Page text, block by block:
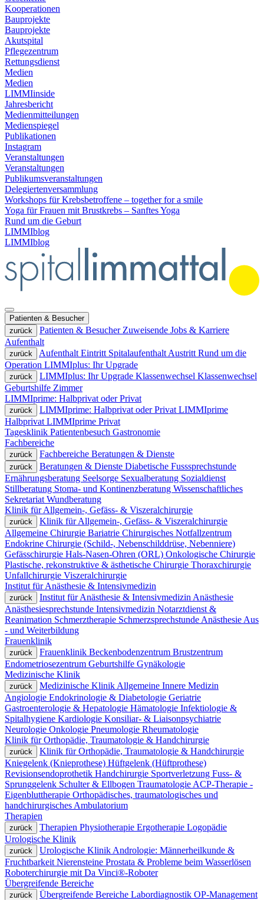
Kooperationen
Bauprojekte
Bauprojekte
Akutspital
Pflegezentrum
Rettungsdienst
Medien
Medien
LIMMIinside
Jahresbericht
Medienmitteilungen
Medienspiegel
Publikationen
Instagram
Veranstaltungen
Veranstaltungen
Publikumsveranstaltungen
Delegiertenversammlung
Workshops für Krebsbetroffene – together for a smile
Yoga für Frauen mit Brustkrebs – Sanftes Yoga
Rund um die Geburt
LIMMIblog
LIMMIblog
Patienten & Besucher
zurück
Patienten & Besucher Zuweisende Jobs & Karriere
Aufenthalt
zurück Aufenthalt Eintritt Spitalaufenthalt Austritt Rund um die
Operation LIMMIplus: Ihr Upgrade
zurück LIMMIplus: Ihr Upgrade Klassenwechsel Klassenwechsel
Geburtshilfe Zimmer
LIMMIprime: Halbprivat oder Privat
zurück LIMMIprime: Halbprivat oder Privat LIMMIprime
Halbprivat LIMMIprime Privat
Tagesklinik Patientenbesuch Gastronomie
Fachbereiche
zurück Fachbereiche Beratungen & Dienste
zurück Beratungen & Dienste Diabetische Fusssprechstunde
Ernährungsberatung Seelsorge Sexualberatung Sozialdienst
Stillberatung Stoma- und Kontinenzberatung Wissenschaftliches
Sekretariat Wundberatung
Klinik für Allgemein-, Gefäss- & Viszeralchirurgie
zurück
Klinik für Allgemein-, Gefäss- & Viszeralchirurgie
Allgemeine Chirurgie Bariatrie Chirurgisches Notfallzentrum
Endokrine Chirurgie (Schild-, Nebenschilddrüse, Nebenniere)
Gefässchirurgie Hals-Nasen-Ohren (ORL) Onkologische Chirurgie
Plastische, rekonstruktive & ästhetische Chirurgie Thoraxchirurgie
Unfallchirurgie Viszeralchirurgie
Institut für Anästhesie & Intensivmedizin
zurück Institut für Anästhesie & Intensivmedizin Anästhesie
Anästhesiesprechstunde Intensivmedizin Notarztdienst &
Reanimation Schmerztherapie Schmerzsprechstunde Anästhesie Aus
- und Weiterbildung
Frauenklinik
zurück Frauenklinik Beckenbodenzentrum Brustzentrum
Endometriosezentrum Geburtshilfe Gynäkologie
Medizinische Klinik
zurück Medizinische Klinik Allgemeine Innere Medizin
Angiologie Endokrinologie & Diabetologie Geriatrie
Gastroenterologie & Hepatologie Hämatologie Infektiologie &
Spitalhygiene Kardiologie Konsiliar- & Liaisonpsychiatrie
Neurologie Onkologie Pneumologie Rheumatologie
Klinik für Orthopädie, Traumatologie & Handchirurgie
zurück
Klinik für Orthopädie, Traumatologie & Handchirurgie
Kniegelenk (Knieprothese) Hüftgelenk (Hüftprothese)
Revisionsendoprothetik Handchirurgie Sportverletzung Fuss- &
Sprunggelenk Schulter & Ellbogen Traumatologie ACP-Therapie -
Eigenbluttherapie Orthopädisches, traumatologisches und
handchirurgisches Ambulatorium
Therapien
zurück Therapien Physiotherapie Ergotherapie Logopädie
Urologische Klinik
zurück Urologische Klinik Andrologie: Männerheilkunde &
Fruchtbarkeit Nierensteine Prostata & Probleme beim Wasserlösen
Roboterchirurgie mit Da Vinci®-Roboter
Übergreifende Bereiche
zurück Übergreifende Bereiche Labordiagnostik OP-Management